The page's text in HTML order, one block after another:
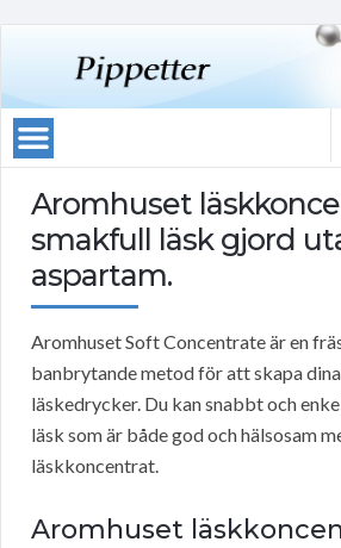
Aromhuset
smakfull läsk gjord
aspartam.
Aromhuset Soft Concentrate är en
banbrytande metod för att skapa
läskedrycker. Du kan snabbt och
läsk som är både god och hälsosam
läskkoncentrat.
Aromhuset